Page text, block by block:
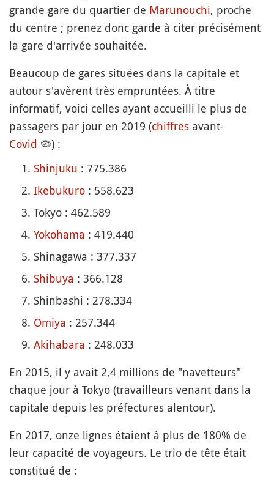
grande gare du quartier de Marunouchi, proche
du centre ; prenez donc garde à citer précisément
la gare d'arrivée souhaitée.
Beaucoup de gares situées dans la capitale et
autour s'avèrent très empruntées. À titre
informatif, voici celles ayant accueilli le plus de
passagers par jour en 2019 (chiffres avant-
Covid 🦠) :
Shinjuku : 775.386
Ikebukuro : 558.623
Tokyo : 462.589
Yokohama : 419.440
Shinagawa : 377.337
Shibuya : 366.128
Shinbashi : 278.334
Omiya : 257.344
Akihabara : 248.033
En 2015, il y avait 2,4 millions de "navetteurs"
chaque jour à Tokyo (travailleurs venant dans la
capitale depuis les préfectures alentour).
En 2017, onze lignes étaient à plus de 180% de
leur capacité de voyageurs. Le trio de tête était
constitué de :